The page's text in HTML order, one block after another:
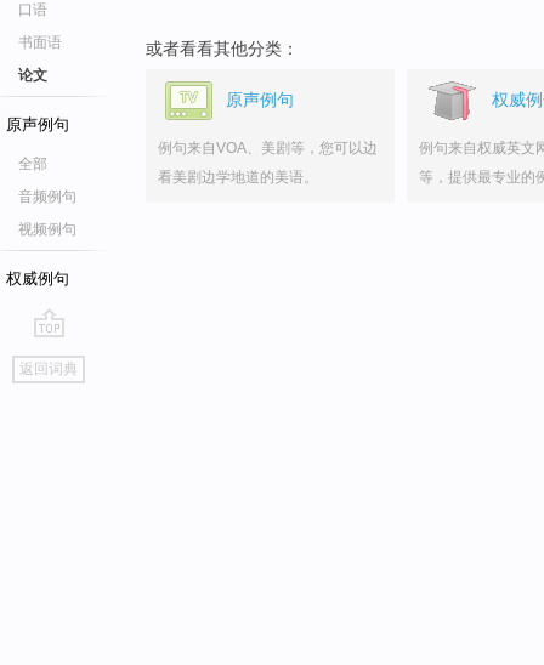
口语
书面语
论文
原声例句
全部
音频例句
视频例句
权威例句
go
top
返回词典
或者看看其他分类：
原声例句
例句来自VOA、美剧等，您可以边
看美剧边学地道的美语。
权威
例句来自权威英文
等，提供最专业的